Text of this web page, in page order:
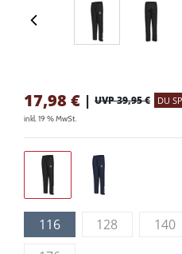
17,98 € | UVP 39,95 € DU
inkl. 19 % MwSt.
116 128 140